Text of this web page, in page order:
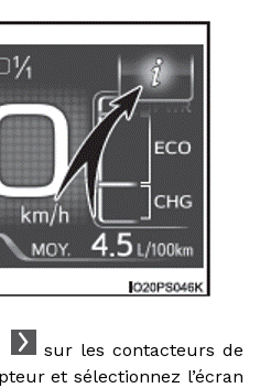
sur les contacteurs de
et sélectionnez l’écran